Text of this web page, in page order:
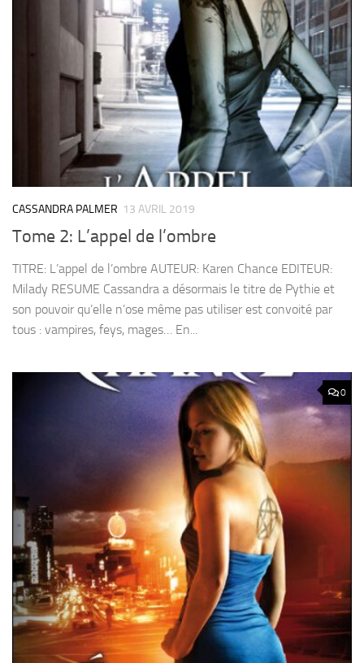
CASSANDRA PALMER 13 AVRIL 2019
Tome 2: L’appel de l’ombre
TITRE: L’appel de l’ombre AUTEUR: Karen Chance EDITEUR:
Milady RESUME Cassandra a désormais le titre de Pythie et
son pouvoir qu’elle n’ose même pas utiliser est convoité par
tous : vampires, feys, mages… En...
0